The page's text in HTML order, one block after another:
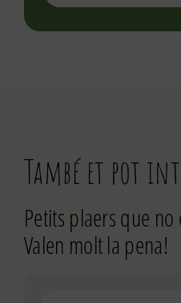
També et pot
Petits plaers que
Valen molt la pena!